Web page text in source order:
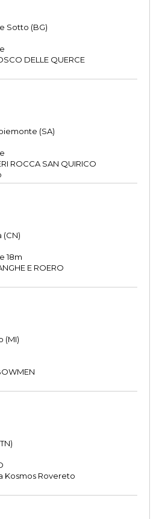
Sotto (BG)
DELLE QUERCE
(SA)
ROCCA SAN QUIRICO
18m
E ROERO
(MI)
Kosmos Rovereto